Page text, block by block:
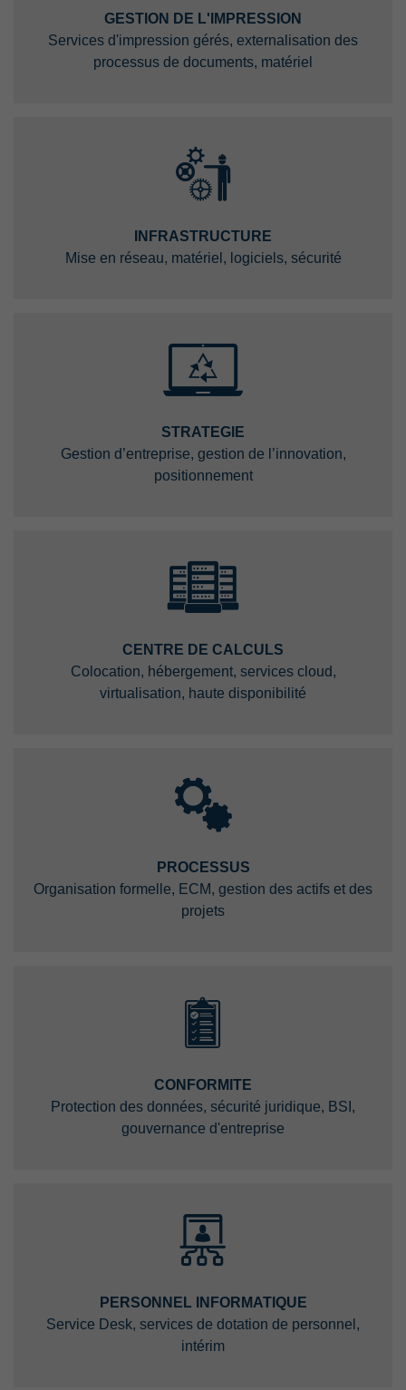
GESTION DE L'IMPRESSION
Services d'impression gérés, externalisation des
processus de documents, matériel
INFRASTRUCTURE
Mise en réseau, matériel, logiciels, sécurité
STRATEGIE
Gestion d’entreprise, gestion de l’innovation,
positionnement
CENTRE DE CALCULS
Colocation, hébergement, services cloud,
virtualisation, haute disponibilité
PROCESSUS
Organisation formelle, ECM, gestion des actifs et des
projets
CONFORMITE
Protection des données, sécurité juridique, BSI,
gouvernance d'entreprise
PERSONNEL INFORMATIQUE
Service Desk, services de dotation de personnel,
intérim